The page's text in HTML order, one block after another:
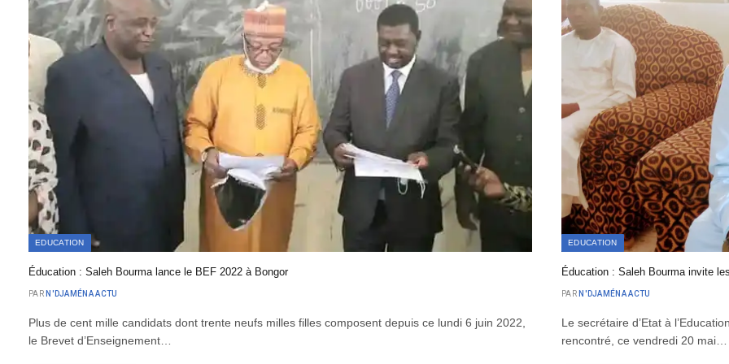
EDUCATION
Éducation : Saleh Bourma lance le BEF 2022 à Bongor
PAR N'DJAMÉNA ACTU
Plus de cent mille candidats dont trente neufs milles filles composent depuis ce lundi 6 juin 2022,
le Brevet d’Enseignement…
EDUCATION
Éducation : Saleh Bourma invite
PAR N'DJAMÉNA ACTU
Le secrétaire d’Etat à
rencontré, ce vendredi 20 mai…